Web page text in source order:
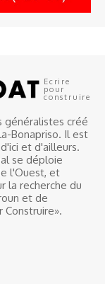
Ecrire
pour
construire
généralistes créé
Bonapriso. Il est
et d'ailleurs.
se déploie
l'Ouest, et
la recherche du
et de
Construire».